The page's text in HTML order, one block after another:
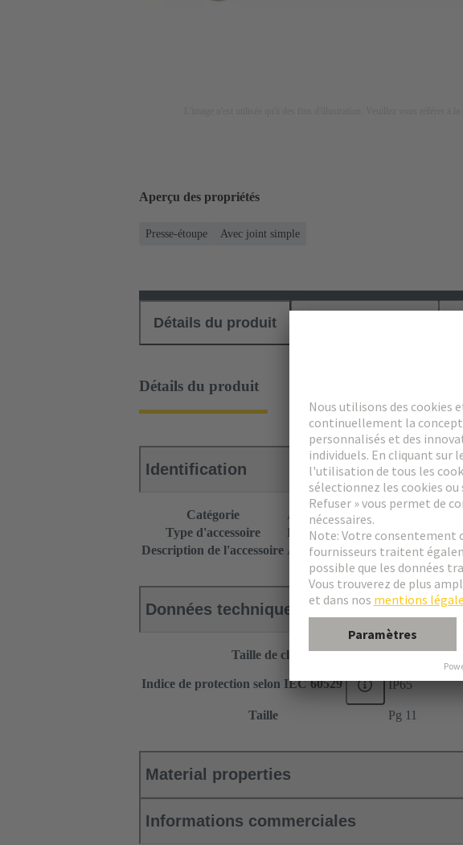
Aperçu des propriétés
Presse-étoupe Avec joint simple
Détails du produit
Détails du produit
Identification
Catégorie
Accessoires
Type d'accessoire
Presse-étoupe
Description de l'accessoire Avec joint simple
Données techniques
Taille de clé 18
Indice de protection selon IEC 60529 IP65
Taille Pg 11
Material properties
Informations commerciales